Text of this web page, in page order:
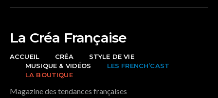
La Créa Française
ACCUEIL CRÉA
STYLE DE VIE
MUSIQUE & VIDÉOS
LES FRENCH’CAST
LA BOUTIQUE
Magazine des tendances françaises